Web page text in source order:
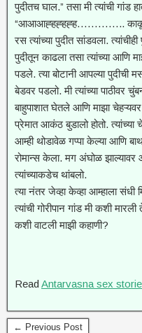
पुदीतच घाल.” तसा मी त्यांची गांड
“आआआह्हह्हह्ह…………..
रस त्यांच्या पुदीत सांडवला.
पुदीतून काढला तसा त्यांच्या आणि
पडले. त्या बोटानी आपल्या पुदीची
बेडवर पडलो. मी त्यांच्या पाठीवर
बाहुपाशात घेतले आणि माझा
प्रेमात आकंठ बुडालो होतो.
आम्ही थोडावेळ गप्पा केल्या आणि
रोमान्स केला. मग अंघोळ झाल्यावर
त्यांच्याकडेच थांबलो.
त्या नंतर जेव्हा केव्हा आम्हाला संधी
त्यांची गोरीपान गांड मी कशी
कशी वाटली माझी कहाणी?
Read Antarvasna sex
← Previous Post